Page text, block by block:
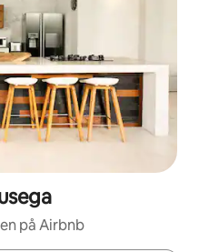
på Airbnb